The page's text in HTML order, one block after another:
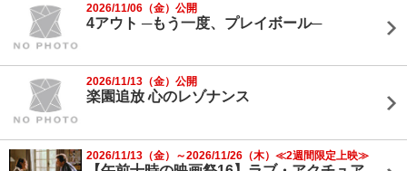
2026/11/06（金）公開
4アウト ─もう一度、プレイボール─
2026/11/13（金）公開
楽園追放 心のレゾナンス
2026/11/13（金）～2026/11/26（木）≪2週間限定上映≫